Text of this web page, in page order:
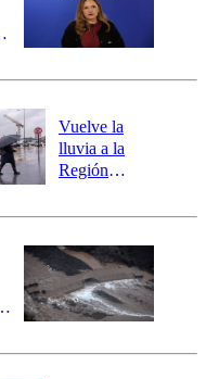
Vuelve la
lluvia a la
Región
este es el
la DMC para
este viernes